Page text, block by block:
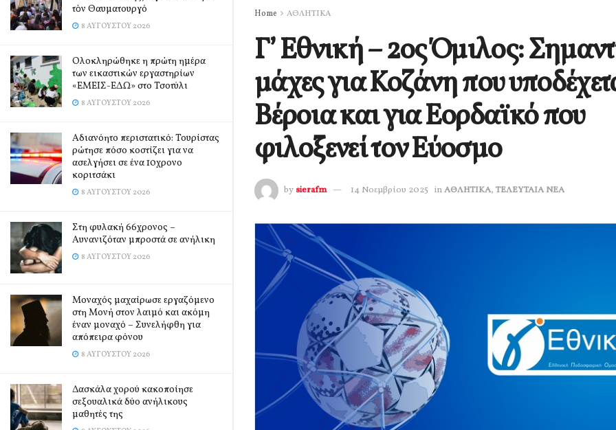
τὸν Θαυματουργό
8 ΑΥΓΟΎΣΤΟΥ 2026
Ολοκληρώθηκε η πρώτη ημέρα
των εικαστικών εργαστηρίων
«ΕΜΕΙΣ-ΕΔΩ» στο Τσοτύλι
8 ΑΥΓΟΎΣΤΟΥ 2026
Αδιανόητο περιστατικό: Τουρίστας
ρώτησε πόσο κοστίζει για να
ασελγήσει σε ένα 10χρονο
κοριτσάκι
8 ΑΥΓΟΎΣΤΟΥ 2026
Στη φυλακή 66χρονος –
Αυνανιζόταν μπροστά σε ανήλικη
8 ΑΥΓΟΎΣΤΟΥ 2026
Μοναχός μαχαίρωσε εργαζόμενο
στη Μονή στον λαιμό και ακόμη
έναν μοναχό – Συνελήφθη για
απόπειρα φόνου
8 ΑΥΓΟΎΣΤΟΥ 2026
Δασκάλα χορού κακοποίησε
σεξουαλικά δύο ανήλικους
μαθητές της
Home ΑΘΛΗΤΙΚΑ
Γ’ Εθνική – 2ος Όμιλος:
μάχες για Κοζάνη που
Βέροια και για Εορδαϊκό που
φιλοξενεί τον Εύοσμο
by sierafm 14 Νοεμβρίου 2025 inΑΘΛΗΤΙΚΑ, ΤΕΛΕΥΤΑΙΑ ΝΕΑ